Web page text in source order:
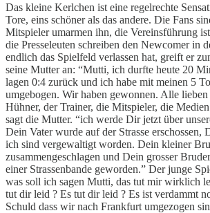
Das kleine Kerlchen ist eine regelrechte
Tore, eins schöner als das andere. Die Fans
Mitspieler umarmen ihn, die Vereinsführung
die Presseleuten schreiben den Newcomer in
endlich das Spielfeld verlassen hat, greift er
seine Mutter an: “Mutti, ich durfte heute 20
lagen 0:4 zurück und ich habe mit meinen 5
umgebogen. Wir haben gewonnen. Alle
Hühner, der Trainer, die Mitspieler, die
sagt die Mutter. “ich werde Dir jetzt über
Dein Vater wurde auf der Strasse erschossen,
ich sind vergewaltigt worden. Dein kleiner
zusammengeschlagen und Dein grosser
einer Strassenbande geworden.” Der junge
was soll ich sagen Mutti, das tut mir wirklich
tut dir leid ? Es tut dir leid ? Es ist verdammt
Schuld dass wir nach Frankfurt umgezogen